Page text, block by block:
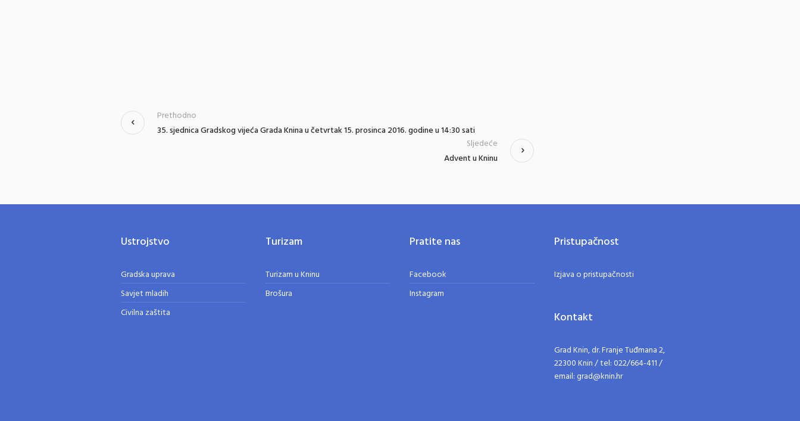
35. sjednica Gradskog vijeća Grada Knina u četvrtak 15. prosinca 2016. godine u 14:30 sati
Prethodno
Advent u Kninu
Sljedeće
Ustrojstvo
Gradska uprava
Savjet mladih
Civilna zaštita
Turizam
Turizam u Kninu
Brošura
Pratite nas
Facebook
Instagram
Pristupačnost
Izjava o pristupačnosti
Kontakt
Grad Knin, dr. Franje Tuđmana 2,
22300 Knin / tel: 022/664-411 /
email: grad@knin.hr